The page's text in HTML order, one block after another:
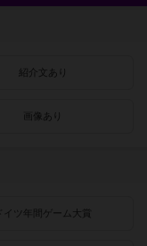
紹介文あり
画像あり
イツ年間ゲーム大賞